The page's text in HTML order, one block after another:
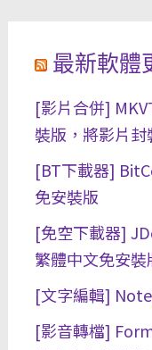
最新軟體
[影片合併]
裝版，將影片封
[BT下載器]
免安裝版
[免空下載器]
繁體中文免安裝
[文字編輯]
[影音轉檔]